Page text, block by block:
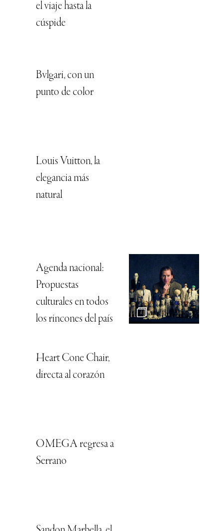
el viaje hasta la
cúspide
Bvlgari, con un
punto de color
Louis Vuitton, la
elegancia más
natural
Agenda nacional:
Propuestas
culturales en todos
los rincones del país
Heart Cone Chair,
directa al corazón
OMEGA regresa a
Serrano